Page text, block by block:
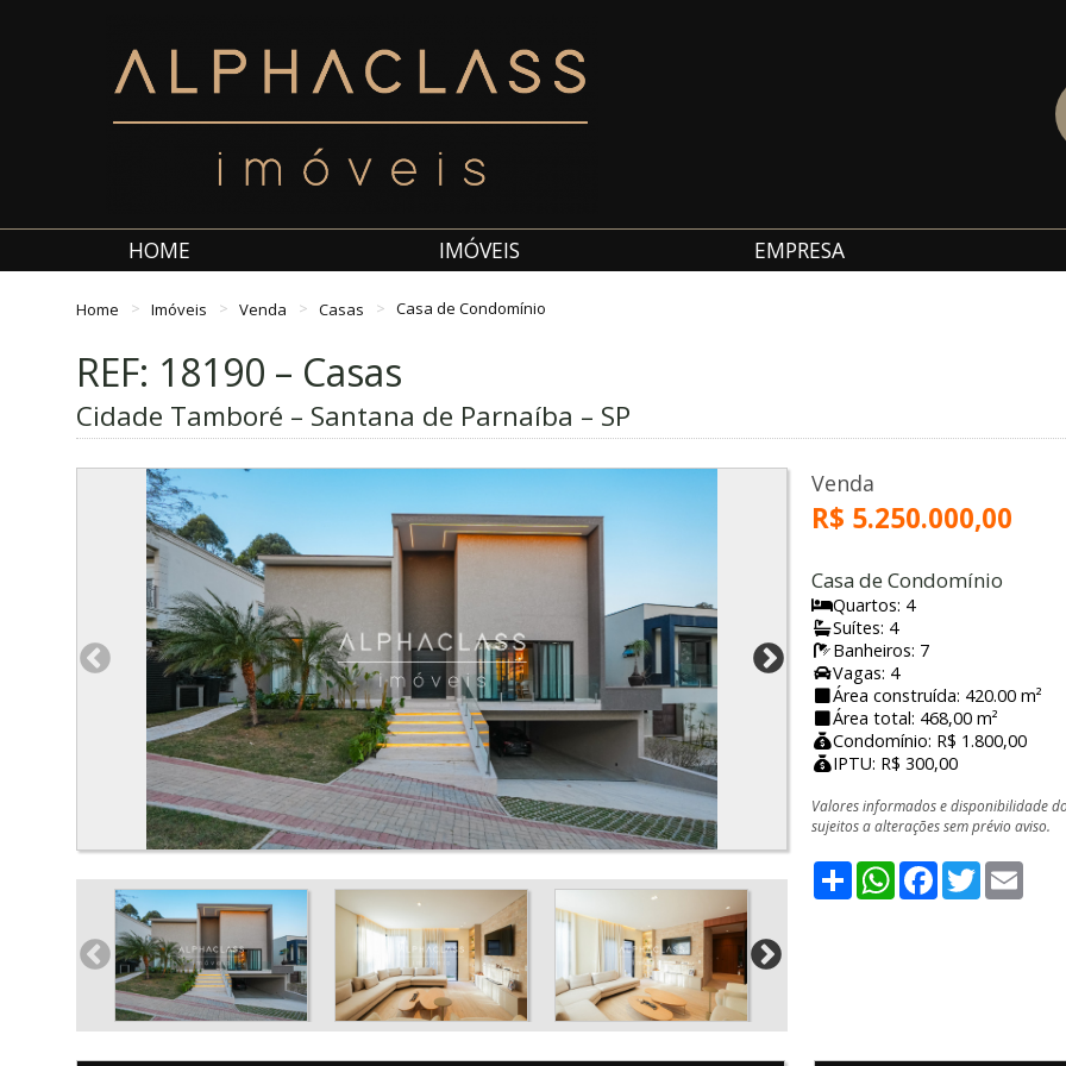
HOME IMÓVEIS EMPRESA
Home Imóveis Venda Casas Casa de Condomínio
REF: 18190 – Casas
Cidade Tamboré – Santana de Parnaíba – SP
Venda
R$ 5.250.000,00
Casa de Condomínio
Quartos: 4
Suítes: 4
Banheiros: 7
Vagas: 4
Área construída: 420.00 m²
Área total: 468,00 m²
Condomínio: R$ 1.800,00
IPTU: R$ 300,00
Valores informados e disponibilidade
sujeitos a alterações sem prévio aviso.
ShareWhatsApp
Facebook
Twitter